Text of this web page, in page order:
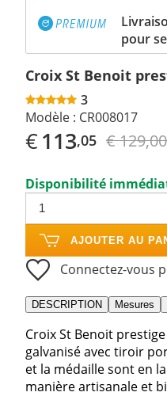
pour
Croix St Benoit
3
Modèle : CR008017
€113,05 € 129,00
Disponibilité
AJOUTER AU
Connectez-vous
DESCRIPTION Mesures
Croix St Benoit
galvanisé avec tiroir
et la médaille sont en
manière artisanale et